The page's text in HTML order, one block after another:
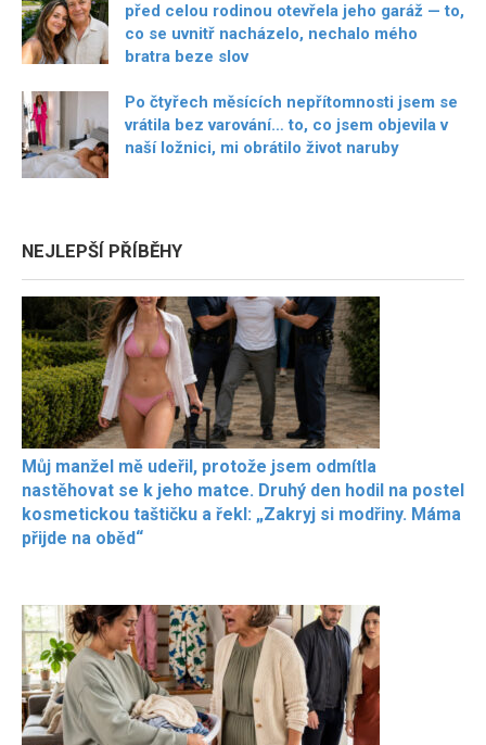
před celou rodinou otevřela jeho garáž — to,
co se uvnitř nacházelo, nechalo mého
bratra beze slov
Po čtyřech měsících nepřítomnosti jsem se
vrátila bez varování… to, co jsem objevila v
naší ložnici, mi obrátilo život naruby
NEJLEPŠÍ PŘÍBĚHY
Můj manžel mě udeřil, protože jsem odmítla
nastěhovat se k jeho matce. Druhý den hodil na postel
kosmetickou taštičku a řekl: „Zakryj si modřiny. Máma
přijde na oběd“